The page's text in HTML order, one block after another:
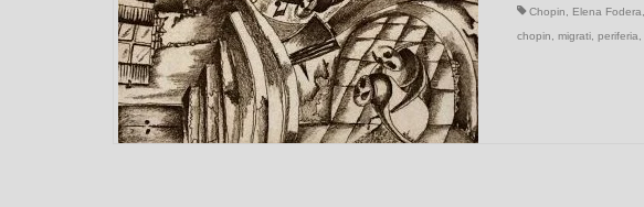
Chopin Elena Fodera
chopin
migrati, periferia